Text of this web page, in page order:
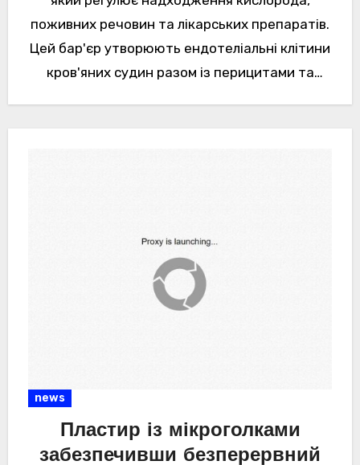
поживних речовин та лікарських препаратів.
Цей бар'єр утворюють ендотеліальні клітини
кров'яних судин разом із перицитами та
news
Пластир із мікроголками
забезпечивши безперервний